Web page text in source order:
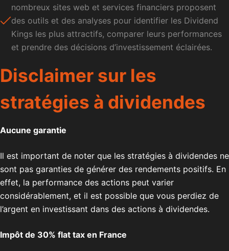
nombreux sites web et services financiers proposent
des outils et des analyses pour identifier les Dividend
Kings les plus attractifs, comparer leurs performances
et prendre des décisions d’investissement éclairées.
Disclaimer sur les
stratégies à dividendes
Aucune garantie
Il est important de noter que les stratégies à dividendes ne
sont pas garanties de générer des rendements positifs. En
effet, la performance des actions peut varier
considérablement, et il est possible que vous perdiez de
l’argent en investissant dans des actions à dividendes.
Impôt de 30% flat tax en France